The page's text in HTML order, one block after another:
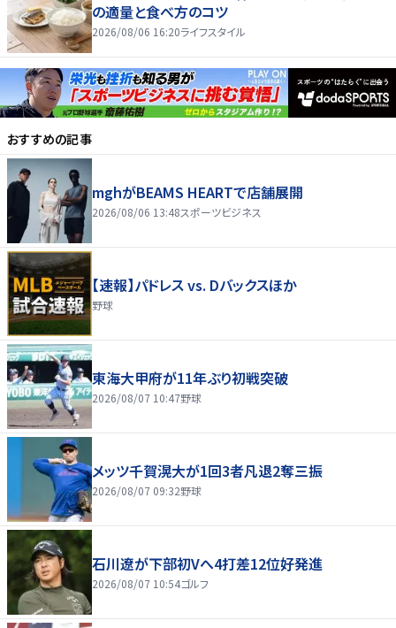
の適量と食べ方のコツ
2026/08/06 16:20ライフスタイル
おすすめの記事
mghがBEAMS HEARTで店舗展開
2026/08/06 13:48スポーツビジネス
【速報】パドレス vs. Dバックスほか
野球
東海大甲府が11年ぶり初戦突破
2026/08/07 10:47野球
メッツ千賀滉大が1回3者凡退2奪三振
2026/08/07 09:32野球
石川遼が下部初Vへ4打差12位好発進
2026/08/07 10:54ゴルフ